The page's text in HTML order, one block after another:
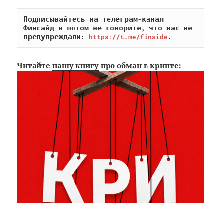
Подписывайтесь на телеграм-канал
Финсайд и потом не говорите, что вас не
предупреждали: https://t.me/finside.
Читайтенашу книгу про обман в крипте: